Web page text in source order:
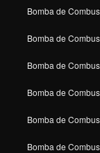
Bomba de
Bomba de
Bomba de
Bomba de
Bomba de
Bomba de